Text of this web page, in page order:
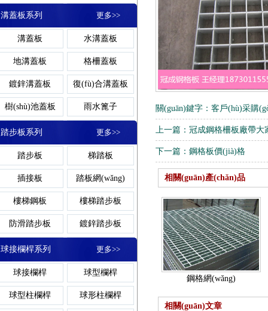
樓梯鋼格板
鋼格板蓋板
鋼格板護(hù)欄
鋼格板吊頂
對(duì)插鋼格
板
壓焊鋼格板
平臺(tái)
鍍鋅格
鋁板
格柵
格
水溝蓋板
熱鍍鋅鋼格柵板 復(fù)合鋼格柵板
齒形鋼格柵板 焊接鋼格柵板
異型鋼格柵板
停車(chē)場
(chǎng)鋼格柵板
冷鍍鋅鋼格柵板
溝蓋板系列 更多>>
溝蓋板 水溝蓋板
地溝蓋板 格柵蓋板
鍍鋅溝蓋板 復(fù)合溝蓋板
樹(shù)池蓋板 雨水篦子
排水溝蓋板 樹(shù)池溝蓋板
(wǎng)格溝蓋板 鋼格柵溝蓋板
異型溝蓋板 金屬溝蓋板
熱鍍鋅溝蓋板 溝蓋板鋼格板
防滑溝蓋板
踏步板系列 更多>>
踏步板 梯踏板
插接板 踏板網(wǎng)
樓梯鋼板 樓梯踏步板
防滑踏步板 鍍鋅踏步板
(wǎng)格踏步板 齒形踏步板
金屬踏步板 鋼梯踏步板
熱鍍鋅踏步板
球接欄桿系列 更多>>
球接欄桿 球型欄桿
球型柱欄桿 球形柱欄桿
關(guān)鍵字： 客戶(hù)采購
上一篇： 冠成鋼格柵板廠帶大
下一篇： 鋼格板價(jià)格
相關(guān)產(chǎn)品
鋼格網(wǎng)
相關(guān)文章